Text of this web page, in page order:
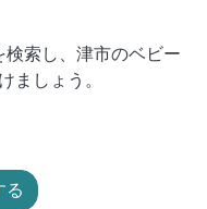
索し、津市のベビー
ましょう。
る